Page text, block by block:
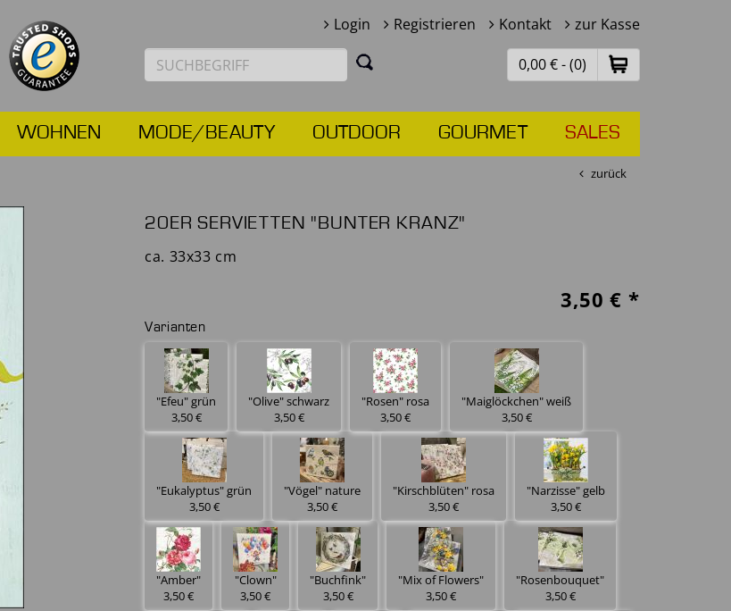
Login Registrieren Kontakt zur Kasse
0,00 € - (0)
WOHNEN MODE/BEAUTY OUTDOOR GOURMET SALES
zurück
20ER SERVIETTEN "BUNTER KRANZ"
ca. 33x33 cm
3,50 € *
Varianten
"Efeu" grün
3,50 €
"Olive" schwarz
3,50 €
"Rosen" rosa
3,50 €
"Maiglöckchen" weiß
3,50 €
"Eukalyptus" grün
3,50 €
"Vögel" nature
3,50 €
"Kirschblüten" rosa
3,50 €
"Narzisse" gelb
3,50 €
"Amber"
3,50 €
"Clown"
3,50 €
"Buchfink"
3,50 €
"Mix of Flowers"
3,50 €
"Rosenbouquet"
3,50 €